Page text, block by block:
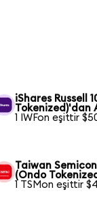
iShares Russell
Tokenized)'dan
1 IWFon eşittir
Taiwan
(Ondo
1 TSMon eşittir